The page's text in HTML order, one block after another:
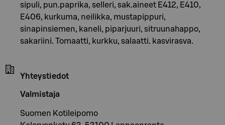
sipuli, pun.paprika, selleri, sak.aineet E412, E410,
E406, kurkuma, neilikka, mustapippuri,
sinapinsiemen, kaneli, piparjuuri, sitruunahappo,
sakariini. Tomaatti, kurkku, salaatti. kasvirasva.
Yhteystiedot
Valmistaja
Suomen Kotileipomo